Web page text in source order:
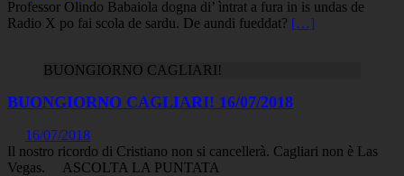
Professor Olindo Babaiola dogna di’ ìntrat a fura in is undas de
Radio X po fai scola de sardu. De aundi fueddat? […]
BUONGIORNO CAGLIARI!
BUONGIORNO CAGLIARI! 16/07/2018
16/07/2018
Il nostro ricordo di Cristiano non si cancellerà. Cagliari non è Las
Vegas. ASCOLTA LA PUNTATA